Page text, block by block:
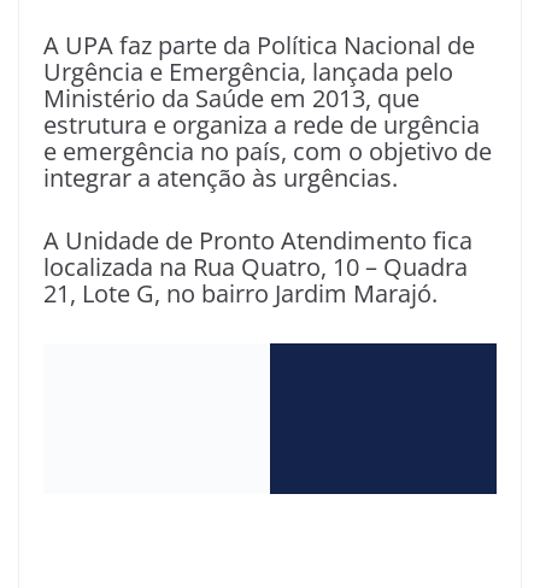
A UPA faz parte da Política Nacional de
Urgência e Emergência, lançada pelo
Ministério da Saúde em 2013, que
estrutura e organiza a rede de urgência
e emergência no país, com o objetivo de
integrar a atenção às urgências.
A Unidade de Pronto Atendimento fica
localizada na Rua Quatro, 10 – Quadra
21, Lote G, no bairro Jardim Marajó.